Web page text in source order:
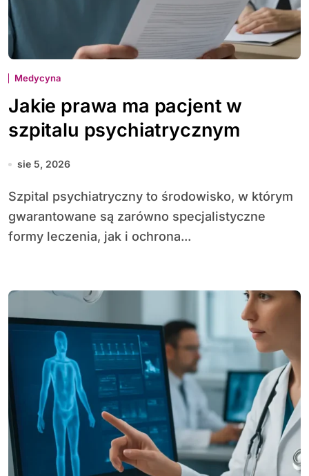
Medycyna
Jakie prawa ma pacjent w
szpitalu psychiatrycznym
sie 5, 2026
Szpital psychiatryczny to środowisko, w którym
gwarantowane są zarówno specjalistyczne
formy leczenia, jak i ochrona...